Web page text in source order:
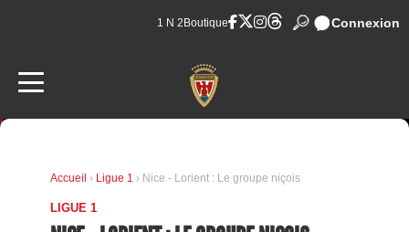
1 N 2 Boutique Connexion
Accueil › Ligue 1 › Nice - Lorient : Le groupe niçois
LIGUE 1